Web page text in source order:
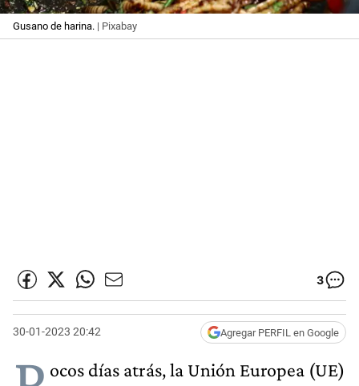
Gusano de harina. | Pixabay
3
30-01-2023 20:42 Agregar PERFIL en Google
ocos días atrás, la Unión Europea (UE)